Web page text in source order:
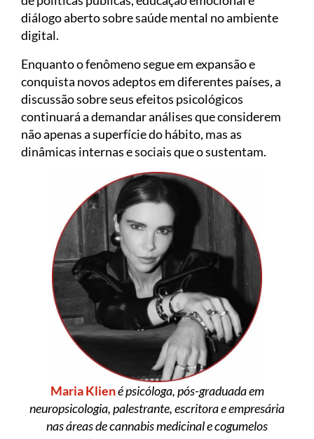
diálogo aberto sobre saúde mental no ambiente
digital.
Enquanto o fenômeno segue em expansão e
conquista novos adeptos em diferentes países, a
discussão sobre seus efeitos psicológicos
continuará a demandar análises que considerem
não apenas a superfície do hábito, mas as
dinâmicas internas e sociais que o sustentam.
Maria Kliené psicóloga, pós-graduada em
neuropsicologia, palestrante, escritora e empresária
nas áreas de cannabis medicinal e cogumelos